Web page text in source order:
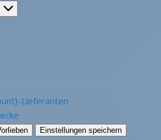
Lieferanten
Einstellungen speichern